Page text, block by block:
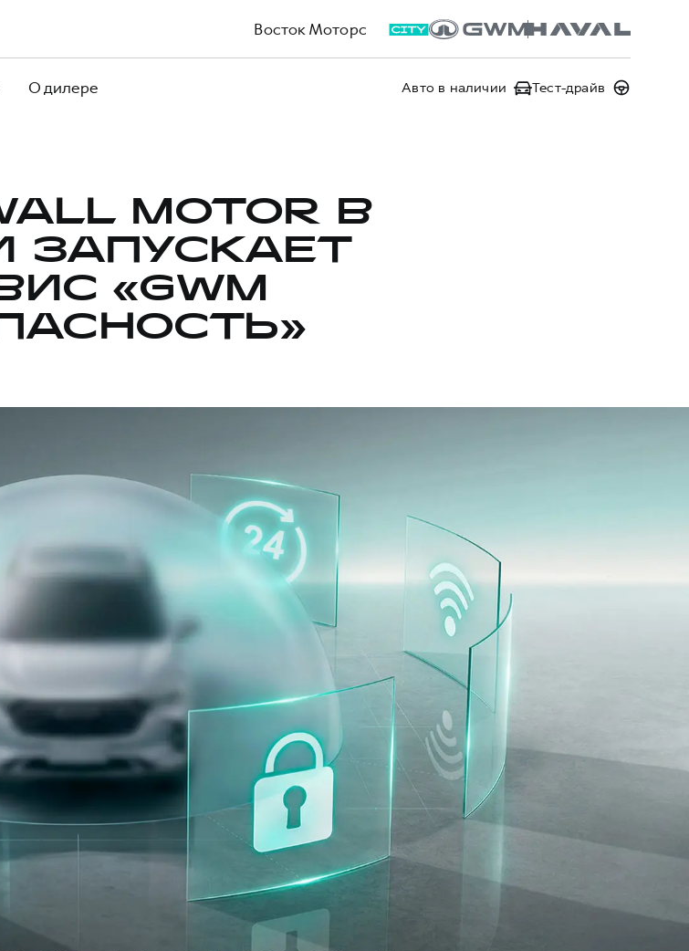
Восток Моторс
О дилере Авто в наличии Тест-драйв
MOTOR В
ЗАПУСКАЕТ
«GWM